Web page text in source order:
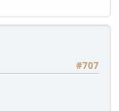
#707